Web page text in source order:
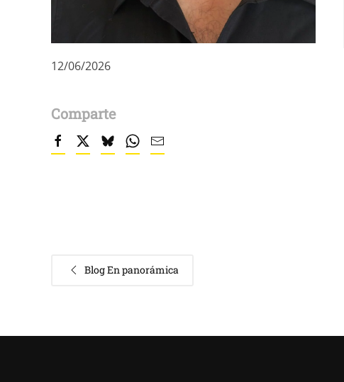
12/06/2026
Comparte
Blog En panorámica